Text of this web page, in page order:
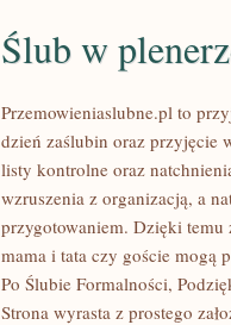
Ślub w
Przemowieniaslubne.pl to
dzień zaślubin oraz przyjęcie
listy kontrolne oraz
wzruszenia z organizacją, a
przygotowaniem. Dzięki temu
mama i tata czy goście mogą
Po Ślubie Formalności,
Strona wyrasta z prostego